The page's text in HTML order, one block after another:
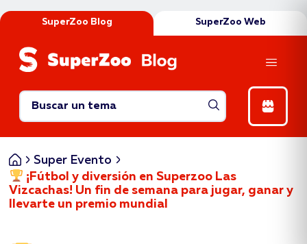
SuperZoo Blog SuperZoo Web
Abrir
InicioSuper Evento
¡Fútbol y diversión en Superzoo Las
Vizcachas! Un fin de semana para jugar, ganar y
llevarte un premio mundial